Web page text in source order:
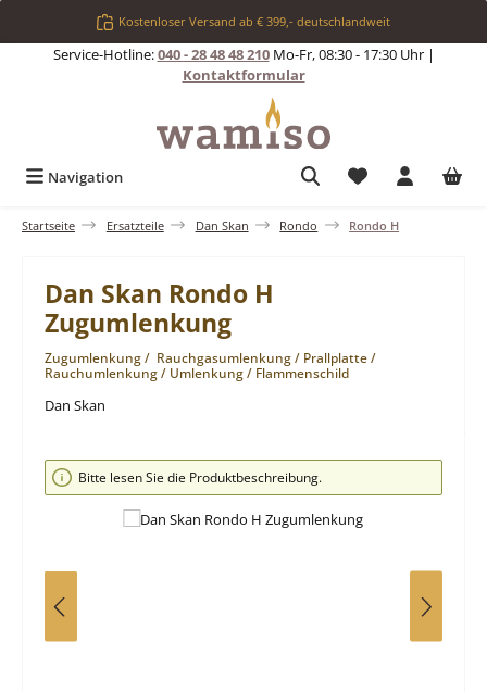
Zum Hauptinhalt springenKostenloser Versand ab € 399,- deutschlandweit
Service-Hotline:040 - 28 48 48 210Mo-Fr, 08:30 - 17:30 Uhr |
Kontaktformular
Navigation Du hast 0
Startseite Ersatzteile Dan Skan Rondo Rondo H
Dan Skan Rondo H
Zugumlenkung
Zugumlenkung / Rauchgasumlenkung / Prallplatte /
Rauchumlenkung / Umlenkung / Flammenschild
Dan Skan
Bildergalerie überspringen
Bitte lesen Sie die Produktbeschreibung.